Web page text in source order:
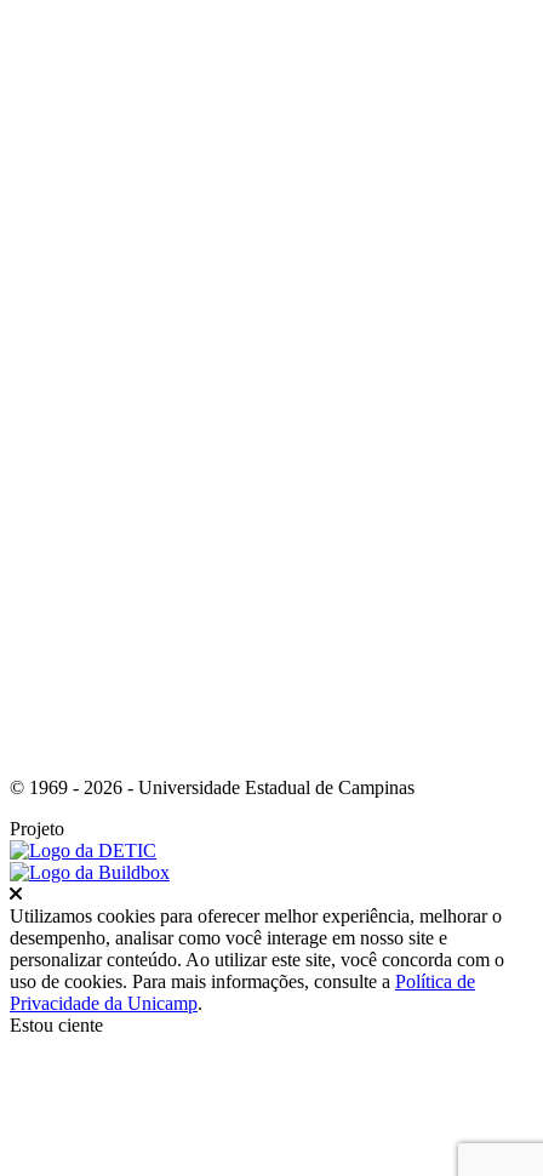
© 1969 - 2026 - Universidade Estadual de Campinas
Projeto
Fechar
Utilizamos cookies para oferecer melhor experiência, melhorar o
desempenho, analisar como você interage em nosso site e
personalizar conteúdo. Ao utilizar este site, você concorda com o
uso de cookies. Para mais informações, consulte a Política de
Privacidade da Unicamp.
Estou ciente